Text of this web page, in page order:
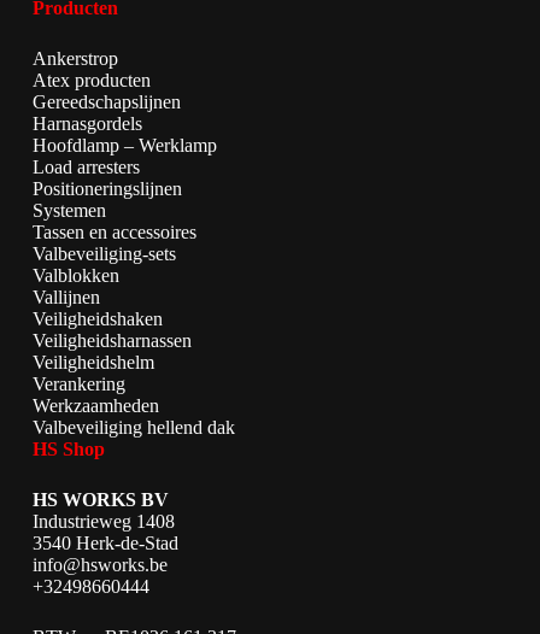
Producten
Ankerstrop
Atex producten
Gereedschapslijnen
Harnasgordels
Hoofdlamp – Werklamp
Load arresters
Positioneringslijnen
Systemen
Tassen en accessoires
Valbeveiliging-sets
Valblokken
Vallijnen
Veiligheidshaken
Veiligheidsharnassen
Veiligheidshelm
Verankering
Werkzaamheden
Valbeveiliging hellend dak
HS Shop
HS WORKS BV
Industrieweg 1408
3540 Herk-de-Stad
info@hsworks.be
+32498660444